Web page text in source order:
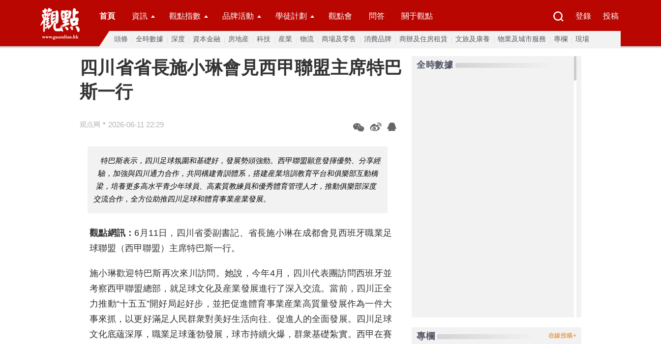
首頁 資訊 觀點指數 品牌活動 學徒計劃 觀點會 問答 關于觀點 登錄 投稿
頭條 全時數據 深度 資本金融 房地産 科技 産業 物流 商場及零售 消費品牌 商辦及住房租賃 文旅及康養 物業及城市服務 專欄 現場
四川省省長施小琳會見西甲聯盟主席特巴
斯一行
观点网 • 2026-06-11 22:29
特巴斯表示，四川足球氛圍和基礎好，發展勢頭強勁。西甲聯盟願意發揮優勢、分享經
驗，加強與四川通力合作，共同構建青訓體系，搭建産業培訓教育平台和俱樂部互動橋
梁，培養更多高水平青少年球員、高素質教練員和優秀體育管理人才，推動俱樂部深度
交流合作，全方位助推四川足球和體育事業産業發展。
觀點網訊： 6月11日，四川省委副書記、省長施小琳在成都會見西班牙職業足
球聯盟（西甲聯盟）主席特巴斯一行。
施小琳歡迎特巴斯再次來川訪問。她說，今年4月，四川代表團訪問西班牙並
考察西甲聯盟總部，就足球文化及産業發展進行了深入交流。當前，四川正全
力推動“十五五”開好局起好步，並把促進體育事業産業高質量發展作為一件大
事來抓，以更好滿足人民群衆對美好生活向往、促進人的全面發展。四川足球
文化底蘊深厚，職業足球蓬勃發展，球市持續火爆，群衆基礎紮實。西甲在賽
全時數據
專欄 在線投稿+